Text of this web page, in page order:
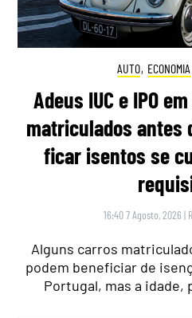
AUTO, ECONOMIA
Adeus IUC e IPO
matriculados antes
ficar isentos se
16:40 7 Agosto, 2026 |
Alguns carros
podem beneficiar de
Portugal, mas a idade,